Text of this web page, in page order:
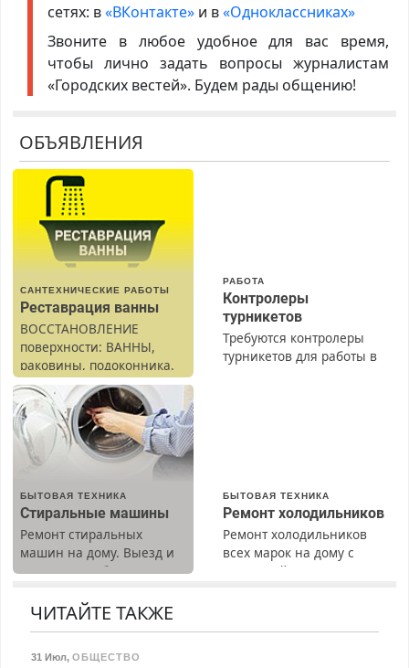
сетях: в«ВКонтакте»и в«Одноклассниках»
Звоните в любое удобное для вас время,
чтобы лично задать вопросы журналистам
«Городских вестей». Будем рады общению!
ОБЪЯВЛЕНИЯ
САНТЕХНИЧЕСКИЕ РАБОТЫ
Реставрация ванны
ВОССТАНОВЛЕНИЕ
поверхности: ВАННЫ,
раковины, подоконника.
От скола до полной
реставрации. 100%
результат.
РАБОТА
Контролеры
турникетов
Требуются контролеры
турникетов для работы в
Ежемесячно
выплачивается денежная
премия. Возможно
бесплатное обучение,
безопасности с з/п до
БЫТОВАЯ ТЕХНИКА
Стиральные машины
Ремонт стиральных
машин на дому. Выезд и
диагностика бесплатно.
БЫТОВАЯ ТЕХНИКА
Ремонт холодильников
Ремонт холодильников
всех марок на дому с
гарантией. Замена
ЧИТАЙТЕ ТАКЖЕ
31 Июл, ОБЩЕСТВО